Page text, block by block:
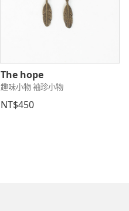
The hope
趣味小物 袖珍小物
NT$450